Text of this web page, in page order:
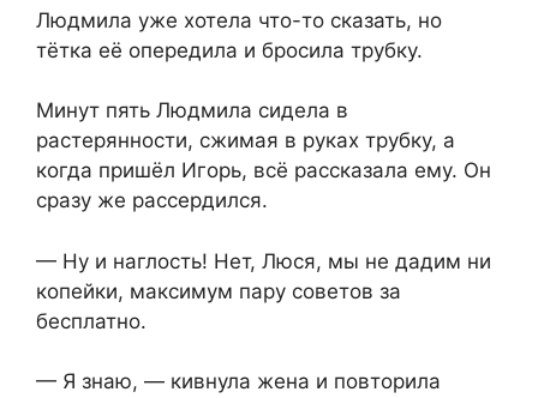
Людмила уже хотела что-то сказать, но
тётка её опередила и бросила трубку.
Минут пять Людмила сидела в
растерянности, сжимая в руках трубку, а
когда пришёл Игорь, всё рассказала ему. Он
сразу же рассердился.
— Ну и наглость! Нет, Люся, мы не дадим ни
копейки, максимум пару советов за
бесплатно.
— Я знаю, — кивнула жена и повторила